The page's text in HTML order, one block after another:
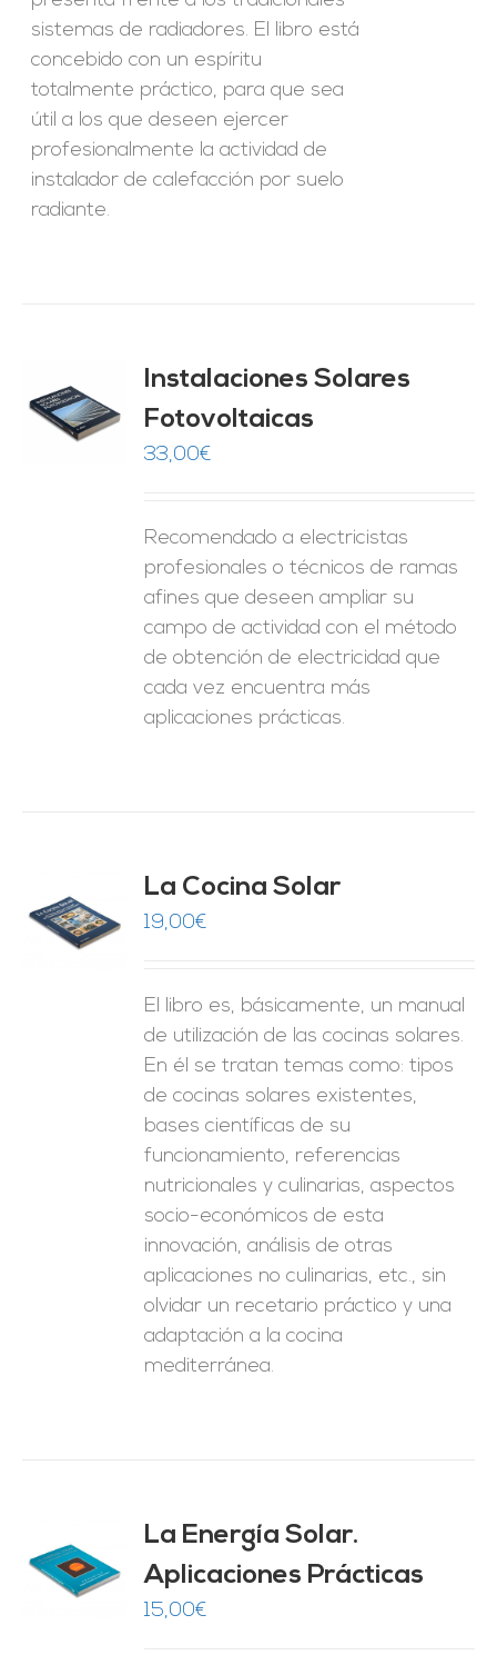
sistemas de radiadores. El libro está
concebido con un espíritu
totalmente práctico, para que sea
útil a los que deseen ejercer
profesionalmente la actividad de
instalador de calefacción por suelo
radiante.
Instalaciones Solares
Fotovoltaicas
33,00€
Recomendado a electricistas
profesionales o técnicos de ramas
afines que deseen ampliar su
campo de actividad con el método
de obtención de electricidad que
cada vez encuentra más
aplicaciones prácticas.
La Cocina Solar
19,00€
El libro es, básicamente, un manual
de utilización de las cocinas solares.
En él se tratan temas como: tipos
de cocinas solares existentes,
bases científicas de su
funcionamiento, referencias
nutricionales y culinarias, aspectos
socio-económicos de esta
innovación, análisis de otras
aplicaciones no culinarias, etc., sin
olvidar un recetario práctico y una
adaptación a la cocina
mediterránea.
La Energía Solar.
Aplicaciones Prácticas
15,00€